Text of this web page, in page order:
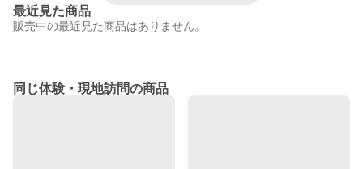
最近見た商品
販売中の最近見た商品はありません。
同じ体験・現地訪問の商品